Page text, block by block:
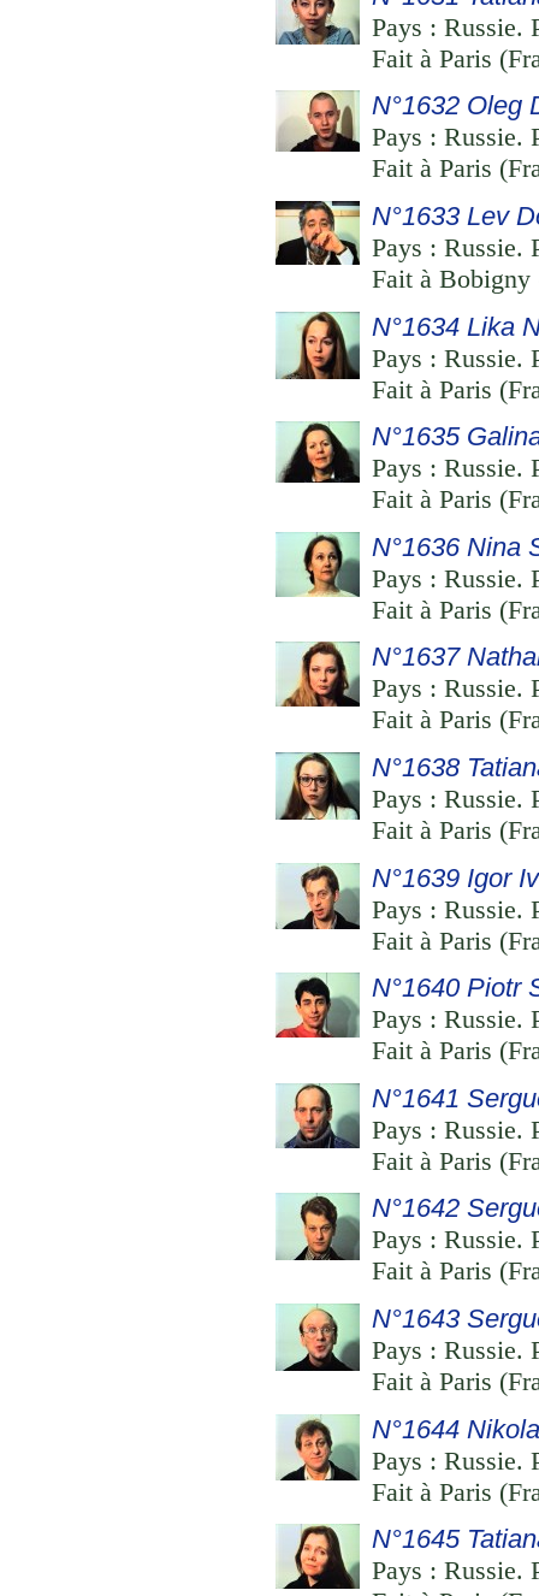
Pays : Russie.
Fait à Paris
N°1632 Oleg
Pays : Russie.
Fait à Paris
N°1633 Lev
Pays : Russie.
Fait à Bobigny
N°1634 Lika
Pays : Russie.
Fait à Paris
N°1635
Pays : Russie.
Fait à Paris
N°1636 Nina
Pays : Russie.
Fait à Paris
N°1637
Pays : Russie.
Fait à Paris
N°1638
Pays : Russie.
Fait à Paris
N°1639 Igor
Pays : Russie.
Fait à Paris
N°1640 Piotr
Pays : Russie.
Fait à Paris
N°1641
Pays : Russie.
Fait à Paris
N°1642
Pays : Russie.
Fait à Paris
N°1643
Pays : Russie.
Fait à Paris
N°1644
Pays : Russie.
Fait à Paris
N°1645
Pays : Russie.